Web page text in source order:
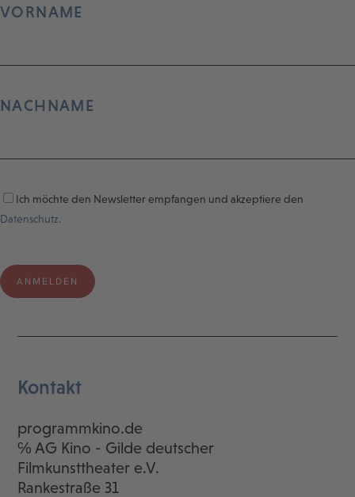
VORNAME
NACHNAME
Ich möchte den Newsletter empfangen und akzeptiere den
Datenschutz.
Kontakt
programmkino.de
℅ AG Kino - Gilde deutscher
Filmkunsttheater e.V.
Rankestraße 31